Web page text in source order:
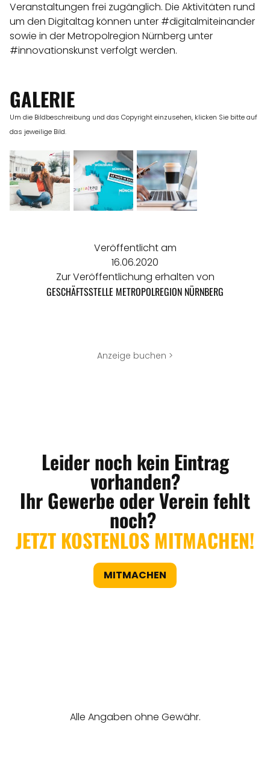
Veranstaltungen frei zugänglich. Die Aktivitäten rund
um den Digitaltag können unter #digitalmiteinander
sowie in der Metropolregion Nürnberg unter
#innovationskunst verfolgt werden.
GALERIE
Um die Bildbeschreibung und das Copyright einzusehen, klicken Sie bitte auf
das jeweilige Bild.
Veröffentlicht am
16.06.2020
Zur Veröffentlichung erhalten von
GESCHÄFTSSTELLE METROPOLREGION NÜRNBERG
Anzeige buchen >
Leider noch kein Eintrag
vorhanden?
Ihr Gewerbe oder Verein fehlt
noch?
JETZT KOSTENLOS MITMACHEN!
MITMACHEN